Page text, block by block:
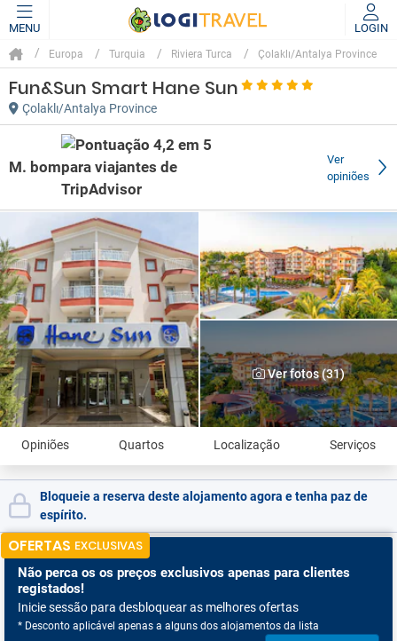
MENU LOGIN
Europa Turquia Riviera Turca Çolaklı/Antalya Province
Fun&Sun Smart Hane Sun
Çolaklı/Antalya Province
M. bom
Ver
opiniões
Ver fotos (31)
Opiniões Quartos Localização Serviços
Bloqueie a reserva deste alojamento agora e tenha paz de
espírito.
OFERTAS EXCLUSIVAS
Não perca os os preços exclusivos apenas para clientes
registados!
Inicie sessão para desbloquear as melhores ofertas
* Desconto aplicável apenas a alguns dos alojamentos da lista